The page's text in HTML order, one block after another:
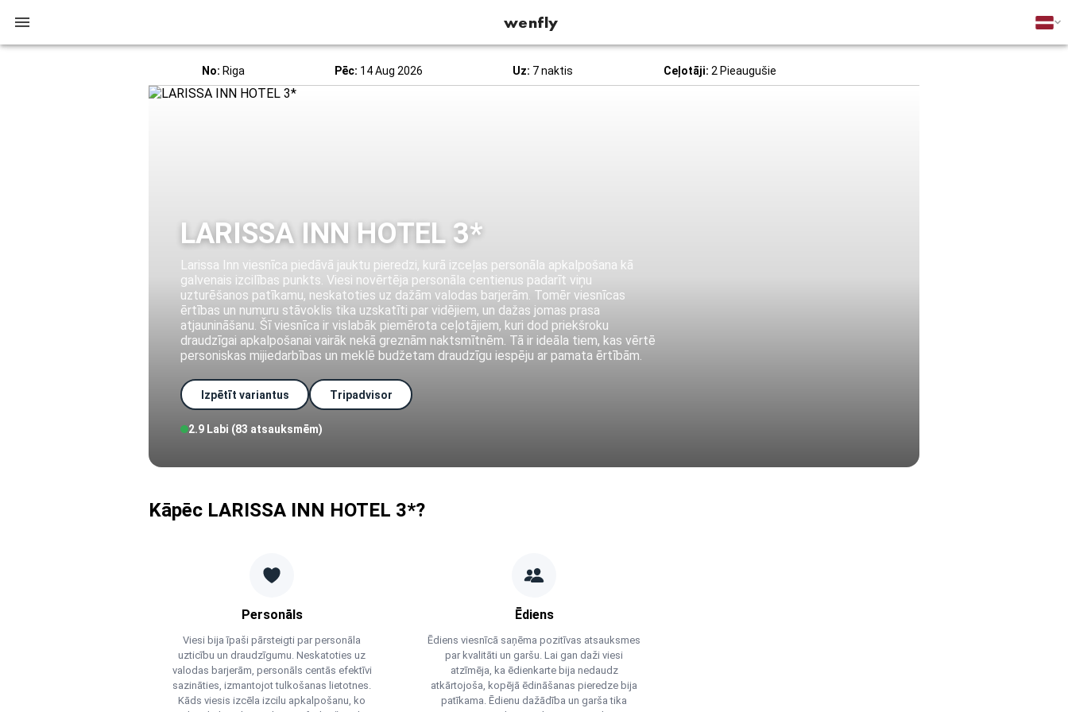
wenfly
No: Riga Pēc: 14 Aug 2026 Uz: 7 naktis Ceļotāji: 2 Pieaugušie
LARISSA INN HOTEL 3*
Larissa Inn viesnīca piedāvā jauktu pieredzi, kurā izceļas personāla apkalpošana kā
galvenais izcilības punkts. Viesi novērtēja personāla centienus padarīt viņu
uzturēšanos patīkamu, neskatoties uz dažām valodas barjerām. Tomēr viesnīcas
ērtības un numuru stāvoklis tika uzskatīti par vidējiem, un dažas jomas prasa
atjaunināšanu. Šī viesnīca ir vislabāk piemērota ceļotājiem, kuri dod priekšroku
draudzīgai apkalpošanai vairāk nekā greznām naktsmītnēm. Tā ir ideāla tiem, kas vērtē
personiskas mijiedarbības un meklē budžetam draudzīgu iespēju ar pamata ērtībām.
Izpētīt variantus Tripadvisor
2.9 Labi (83 atsauksmēm)
Kāpēc LARISSA INN HOTEL 3*?
Personāls
Viesi bija īpaši pārsteigti par personāla
uzticību un draudzīgumu. Neskatoties uz
valodas barjerām, personāls centās efektīvi
sazināties, izmantojot tulkošanas lietotnes.
Kāds viesis izcēla izcilu apkalpošanu, ko
Ēdiens
Ēdiens viesnīcā saņēma pozitīvas atsauksmes
par kvalitāti un garšu. Lai gan daži viesi
atzīmēja, ka ēdienkarte bija nedaudz
atkārtojoša, kopējā ēdināšanas pieredze bija
patīkama. Ēdienu dažādība un garša tika